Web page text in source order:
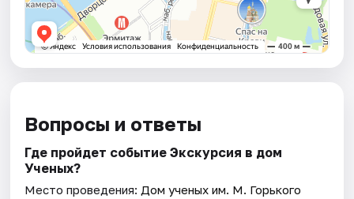
Вопросы и ответы
Где пройдет событие Экскурсия в дом
Ученых?
Место проведения: Дом ученых им. М. Горького